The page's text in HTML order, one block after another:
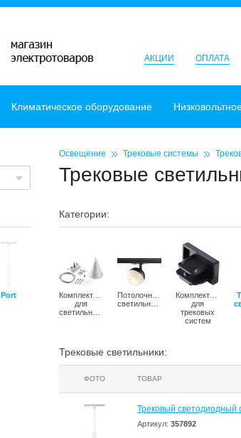
АКЦИИ ОПЛАТА
Климатическое оборудование
Port
Освещение Трековые системы
Трековые
Категории:
Комплектующие
для
Потолочные
Комплектующие
для
трековых
систем
Трековые светильники:
ФОТО ТОВАР
Трековый светодиодный
Артикул: 357892